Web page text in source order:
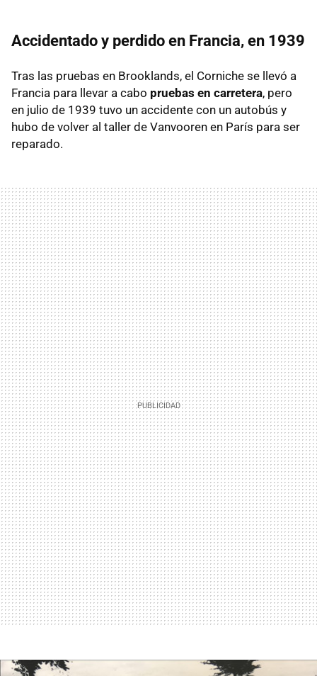
Accidentado y perdido en Francia, en 1939
Tras las pruebas en Brooklands, el Corniche se llevó a
Francia para llevar a cabo pruebas en carretera, pero
en julio de 1939 tuvo un accidente con un autobús y
hubo de volver al taller de Vanvooren en París para ser
reparado.